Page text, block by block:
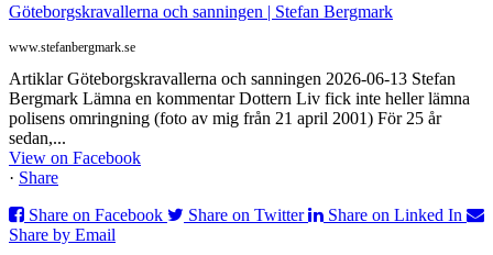
Göteborgskravallerna och sanningen | Stefan Bergmark
www.stefanbergmark.se
Artiklar Göteborgskravallerna och sanningen 2026-06-13 Stefan
Bergmark Lämna en kommentar Dottern Liv fick inte heller lämna
polisens omringning (foto av mig från 21 april 2001) För 25 år
sedan,...
View on Facebook
· Share
Share on Facebook
Share on Twitter
Share on Linked In
Share by Email